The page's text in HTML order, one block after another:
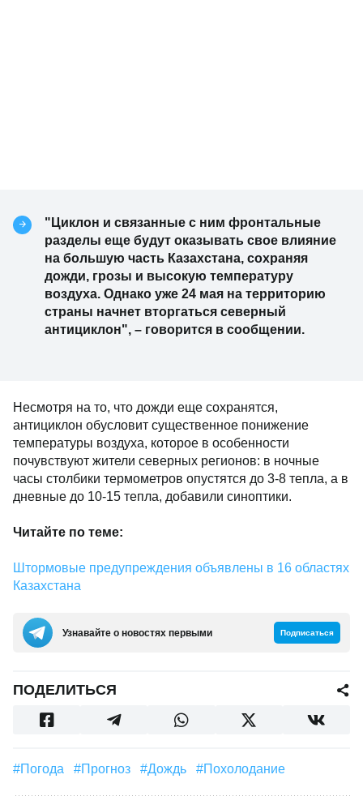
"Циклон и связанные с ним фронтальные
разделы еще будут оказывать свое влияние
на большую часть Казахстана, сохраняя
дожди, грозы и высокую температуру
воздуха. Однако уже 24 мая на территорию
страны начнет вторгаться северный
антициклон", – говорится в сообщении.
Несмотря на то, что дожди еще сохранятся,
антициклон обусловит существенное понижение
температуры воздуха, которое в особенности
почувствуют жители северных регионов: в ночные
часы столбики термометров опустятся до 3-8 тепла, а в
дневные до 10-15 тепла, добавили синоптики.
Читайте по теме:
Штормовые предупреждения объявлены в 16 областях
Казахстана
Узнавайте о новостях первыми Подписаться
ПОДЕЛИТЬСЯ
#погода #прогноз #дождь #похолодание